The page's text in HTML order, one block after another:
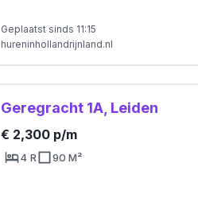
Geplaatst sinds 11:15
hureninhollandrijnland.nl
Geregracht 1A, Leiden
€ 2,300 p/m
4 R 90 M²